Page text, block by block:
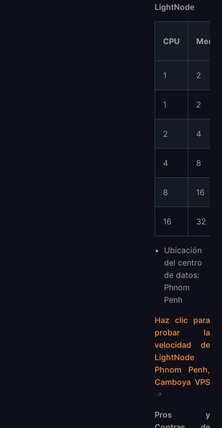
LightNode
CPU
1 2
1 2
2 4
4 8
8 16
16 32
Ubicación
del centro
de datos:
Phnom
Penh
Haz clic para
probar la
velocidad de
LightNode
Phnom Penh,
Camboya VPS
Pros y